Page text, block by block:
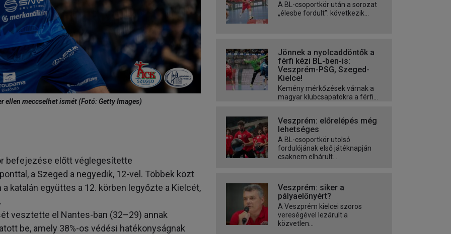
ellen meccselhet ismét (Fotó: Getty Images)
befejezése előtt véglegesítette
a Szeged a negyedik, 12-vel. Többek közt
katalán együttes a 12. körben legyőzte a Kielcét,
vesztette el Nantes-ban (32–29) annak
be, amely 38%-os védési hatékonyságnak
A BL-csoportkör után a sorozat
„élesbe fordult”: következik...
Jönnek a nyolcaddöntők a
férfi kézi BL-ben-is:
Veszprém-PSG, Szeged-
Kielce!
Kemény mérkőzések várnak a
magyar klubcsapatokra a férfi...
Veszprém: előrelépés még
lehetséges
A BL-csoportkör utolsó
fordulójának első játéknapján
csaknem elhárult...
Veszprém: siker a
pályaelőnyért?
A Veszprém kielcei szoros
vereségével lezárult a
közvetlen...